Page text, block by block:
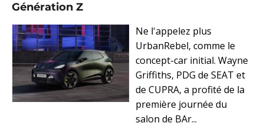
Génération Z
Ne l'appelez plus
UrbanRebel, comme le
concept-car initial. Wayne
Griffiths, PDG de SEAT et
de CUPRA, a profité de la
première journée du
salon de BAr...